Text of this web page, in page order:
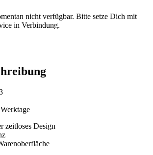
nicht verfügbar. Bitte setze Dich mit
in Verbindung.
zeitloses Design